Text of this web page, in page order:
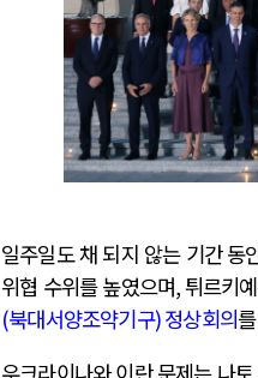
일주일도 채 되지 않는 기간 동
위협 수위를 높였으며,튀르키
(북대서양조약기구)정상회의
전쟁의 추상화: 우크
EU·우크라이나 드
나토, 우크라 군사지
우크라이나, 덴마크,
러·우크라, 대규모